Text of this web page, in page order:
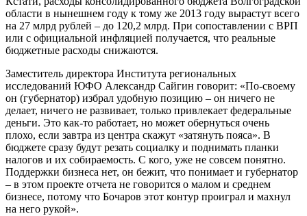
области в нынешнем году к тому же 2013 году вырастут всего
на 27 млрд рублей – до 120,2 млрд. При сопоставлении с ВРП
или с официальной инфляцией получается, что реальные
бюджетные расходы снижаются.
Заместитель директора Института региональных
исследований ЮФО Александр Сайгин говорит: «По-своему
он (губернатор) избрал удобную позицию – он ничего не
делает, ничего не развивает, только привлекает федеральные
деньги. Это как-то работает, но может обернуться очень
плохо, если завтра из центра скажут «затянуть пояса». В
бюджете сразу будут резать социалку и поднимать планки
налогов и их собираемость. С кого, уже не совсем понятно.
Поддержки бизнеса нет, он бежит, что понимает и губернатор
– в этом проекте отчета не говорится о малом и среднем
бизнесе, потому что Бочаров этот контур проиграл и махнул
на него рукой».